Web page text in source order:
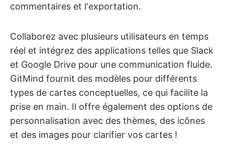
commentaires et l'exportation.
Collaborez avec plusieurs utilisateurs en temps
réel et intégrez des applications telles que Slack
et Google Drive pour une communication fluide.
GitMind fournit des modèles pour différents
types de cartes conceptuelles, ce qui facilite la
prise en main. Il offre également des options de
personnalisation avec des thèmes, des icônes
et des images pour clarifier vos cartes !